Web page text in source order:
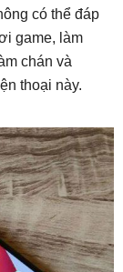
có thể đáp
game, làm
chán và
thoại này.